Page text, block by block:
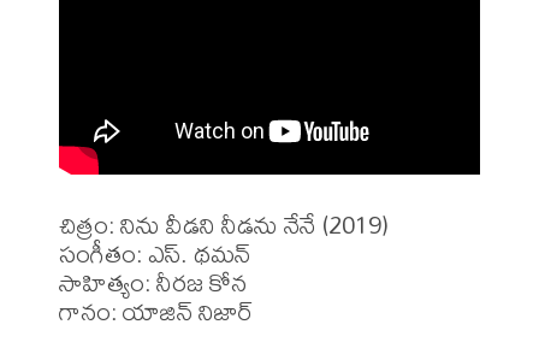
చిత్రం: నిను వీడని నీడను నేనే (2019)
సంగీతం: ఎస్. థమన్
సాహిత్యం: నీరజ కోన
గానం: యాజిన్ నిజార్